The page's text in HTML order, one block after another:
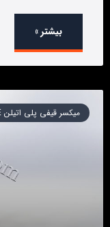
بیشتر »
میکسر قیفی پلی اتیلن PE